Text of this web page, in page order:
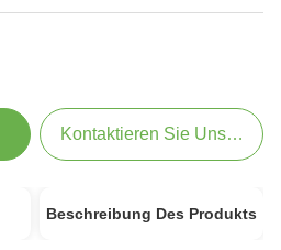
Kontaktieren Sie Uns Jetzt
Beschreibung Des Produkts